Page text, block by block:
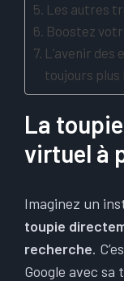
Les autres
Boostez
L’avenir
toujours plus
La
virtuel à
Imaginez un
toupie
recherche.
Google avec